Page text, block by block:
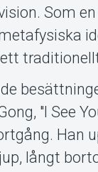
Som
"I See
Han
långt